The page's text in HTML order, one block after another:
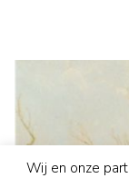
Wij en onze